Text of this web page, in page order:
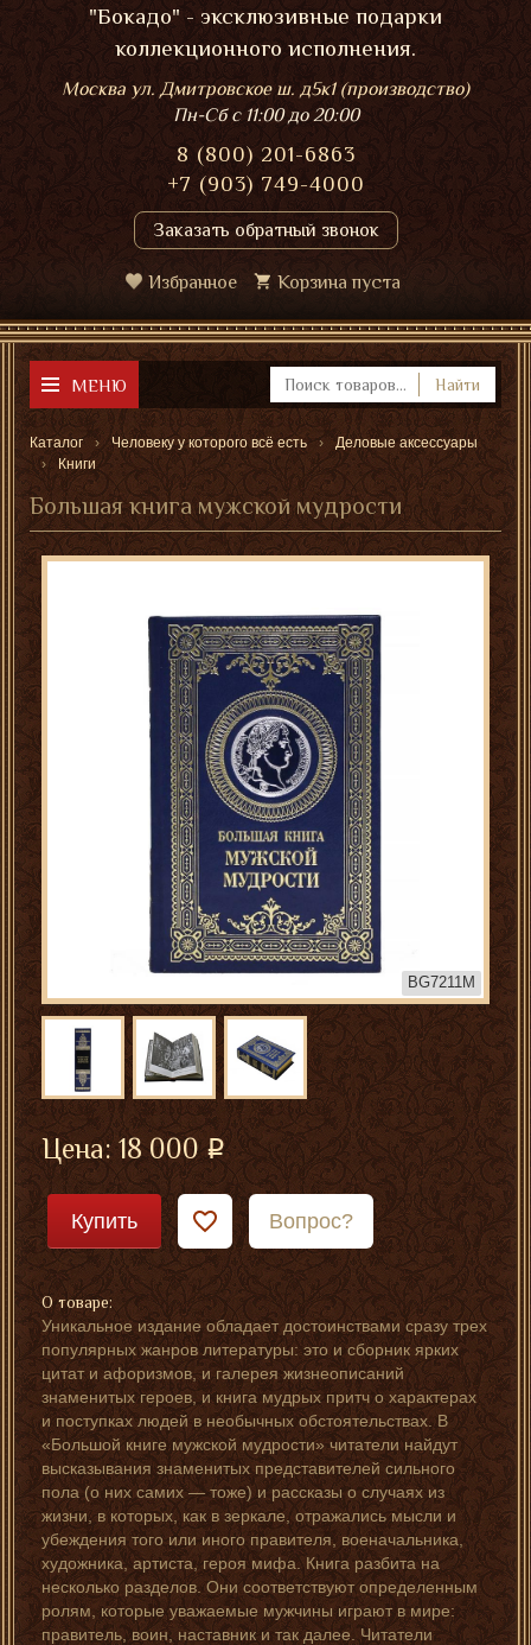
"Бокадо" - эксклюзивные подарки
коллекционного исполнения.
Москва ул. Дмитровское ш. д5к1 (производство)
Пн-Сбс 11:00 до 20:00
8 (800) 201-6863
+7 (903) 749-4000
Заказать обратный звонок
Избранное Корзина пуста
МЕНЮ Найти
Каталог Человеку у которого всё есть
Деловые аксессуары
Книги
Большая книга мужской мудрости
BG7211M
Цена:18 000
Купить Вопрос?
О товаре:
Уникальное издание обладает достоинствами сразу трех
популярных жанров литературы: это и сборник ярких
цитат и афоризмов, и галерея жизнеописаний
знаменитых героев, и книга мудрых притч о характерах
и поступках людей в необычных обстоятельствах. В
«Большой книге мужской мудрости» читатели найдут
высказывания знаменитых представителей сильного
пола (о них самих — тоже) и рассказы о случаях из
жизни, в которых, как в зеркале, отражались мысли и
убеждения того или иного правителя, военачальника,
художника, артиста, героя мифа. Книга разбита на
несколько разделов. Они соответствуют определенным
ролям, которые уважаемые мужчины играют в мире:
правитель, воин, наставник и так далее. Читатели